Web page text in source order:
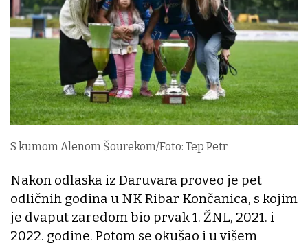
S kumom Alenom Šourekom/Foto: Tep Petr
Nakon odlaska iz Daruvara proveo je pet
odličnih godina u NK Ribar Končanica, s kojim
je dvaput zaredom bio prvak 1. ŽNL, 2021. i
2022. godine. Potom se okušao i u višem